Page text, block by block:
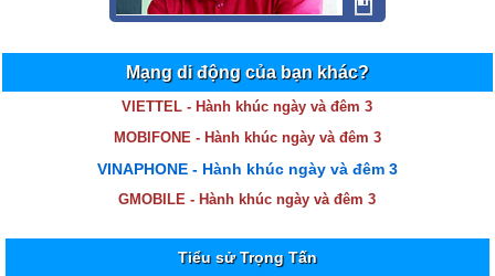
Mạng di động của bạn khác?
VIETTEL - Hành khúc ngày và đêm 3
MOBIFONE - Hành khúc ngày và đêm 3
VINAPHONE - Hành khúc ngày và đêm 3
GMOBILE - Hành khúc ngày và đêm 3
Tiểu sử Trọng Tấn